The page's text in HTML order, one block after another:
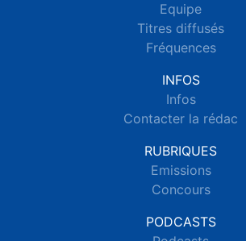
Equipe
Titres diffusés
Fréquences
INFOS
Infos
Contacter la rédac
RUBRIQUES
Emissions
Concours
PODCASTS